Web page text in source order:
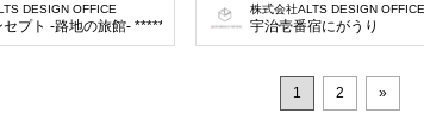
DESIGN OFFICE
プト -路地の旅館- ***** 今回宇治で初めて行われる新築の民宿
株式会社ALTS DESIGN OFFICE
宇治壱番宿にがうり
1 2 »